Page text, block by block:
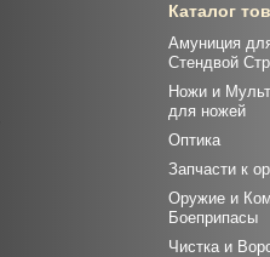
Каталог
Амуниция
Стендвой
Ножи и
для ножей
Оптика
Запчасти к
Оружие и
Боеприпасы
Чистка и